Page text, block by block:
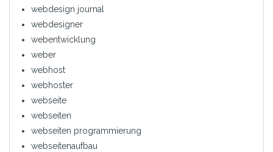
webdesign journal
webdesigner
webentwicklung
weber
webhost
webhoster
webseite
webseiten
webseiten programmierung
webseitenaufbau